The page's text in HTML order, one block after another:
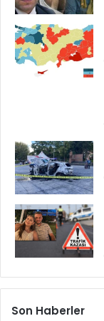
Son Haberler